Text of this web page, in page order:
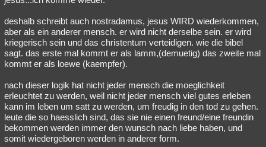
deshalb schreibt auch nostradamus, jesus WIRD wiederkommen,
aber als ein anderer mensch. er wird nicht derselbe sein. er wird
kriegerisch sein und das christentum verteidigen. wie die bibel
sagt. das erste mal kommt er als lamm,(demuetig) das zweite mal
kommt er als loewe (kaempfer).
nach dieser logik hat nicht jeder mensch die moeglichkeit
erleuchtet zu werden, weil nicht jeder mensch viel gutes erleben
kann im leben um satt zu werden, um freudig in den tod zu gehen.
leute die so haesslich sind, das sie nie einen freund/eine freundin
bekommen werden immer den wunsch nach liebe haben, und
somit wiedergeboren werden in anderer form.